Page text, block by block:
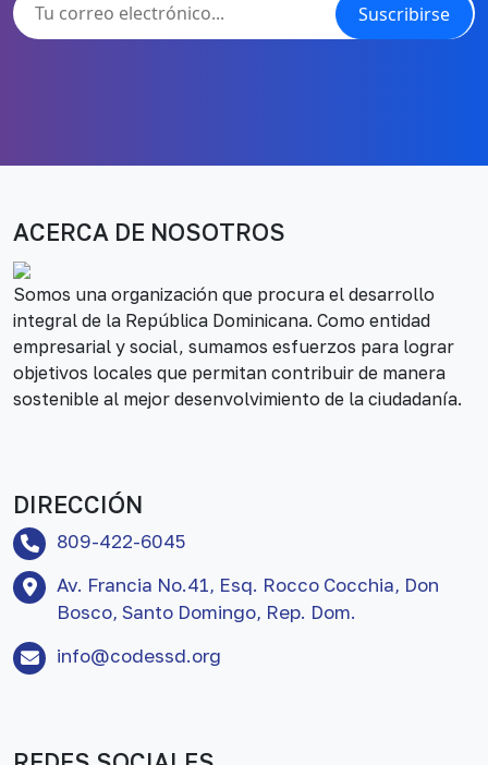
Suscribirse
ACERCA DE NOSOTROS
Somos una organización que procura el desarrollo
integral de la República Dominicana. Como entidad
empresarial y social, sumamos esfuerzos para lograr
objetivos locales que permitan contribuir de manera
sostenible al mejor desenvolvimiento de la ciudadanía.
DIRECCIÓN
809-422-6045
Av. Francia No.41, Esq. Rocco Cocchia, Don
Bosco, Santo Domingo, Rep. Dom.
info@codessd.org